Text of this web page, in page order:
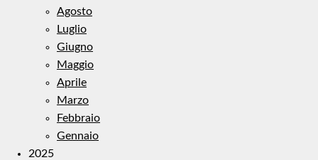
Agosto
Luglio
Giugno
Maggio
Aprile
Marzo
Febbraio
Gennaio
2025